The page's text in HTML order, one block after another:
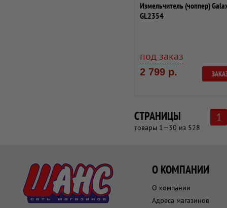
Измельчитель (чоппер)
GL2354
под заказ
2 799 р.
СТРАНИЦЫ
товары 1—30 из 528
1
О КОМПАНИИ
О компании
Адреса магазинов